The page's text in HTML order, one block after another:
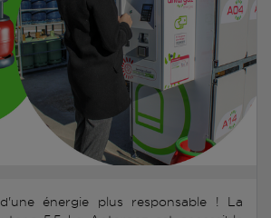
énergie plus responsable ! La